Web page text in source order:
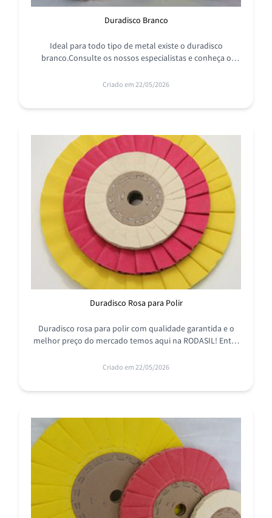
Duradisco Branco
Ideal para todo tipo de metal existe o duradisco
branco.Consulte os nossos especialistas e conheça o
Criado em 22/05/2026
Duradisco Rosa para Polir
Duradisco rosa para polir com qualidade garantida e o
melhor preço do mercado temos aqui na RODASIL! Entre
Criado em 22/05/2026